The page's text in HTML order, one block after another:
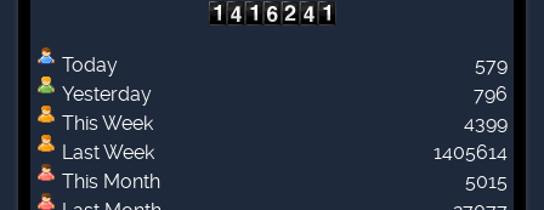
Today
Yesterday
This Week
Last Week
This Month
579
796
4399
1405614
5015